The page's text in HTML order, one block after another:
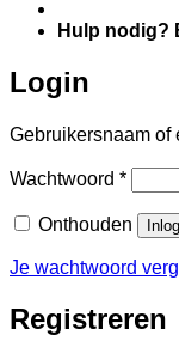
Hulp nodig?
Login
Gebruikersnaam of
Wachtwoord *Vereist
Onthouden
Je wachtwoord
Registreren